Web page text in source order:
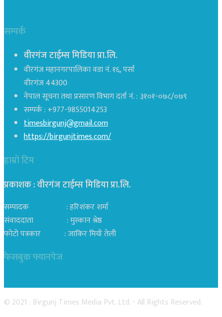
सम्पर्क
वीरगंज टाईम्स मिडिया प्रा.लि.
वीरगंज महानगरपालिका वडा नं. १६, पर्सा
वीरगंज 44300
नेपाल सूचना तथा प्रसारण विभाग दर्ता नं. : ३१०१-०७८/०७९
सम्पर्क : +977-9855014253
timesbirgunj@gmail.com
https://birgunjtimes.com/
हाम्रो टिम
प्रकाशक : वीरगंज टाईम्स मिडिया प्रा‍.लि.
सम्पादक : हरिशंकर शर्मा
संवाददाता : मुस्कान श्रेष्ठ
फोटो पत्रकार : जाकिर मियाँ तेली
फेसबुक फ्यानपेज
© 2021 : Birgunj Times Media Pvt. Ltd. - All Rights Reserved.